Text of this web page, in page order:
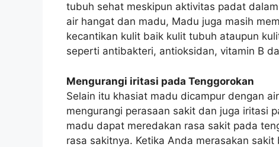
tubuh sehat meskipun aktivitas padat
air hangat dan madu, Madu juga masih
kecantikan kulit baik kulit tubuh ataupun
seperti antibakteri, antioksidan, vitamin B
Mengurangi iritasi pada Tenggorokan
Selain itu khasiat madu dicampur dengan
mengurangi perasaan sakit dan juga iritasi
madu dapat meredakan rasa sakit pada
rasa sakitnya. Ketika Anda merasakan